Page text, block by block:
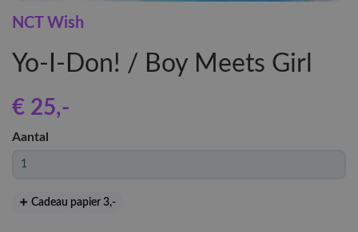
NCT Wish
Yo-I-Don! / Boy Meets Girl
€ 25,-
Aantal
Cadeau papier 3,-